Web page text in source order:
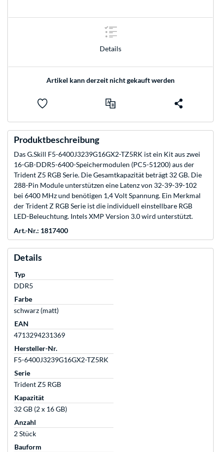
Details
Artikel kann derzeit nicht gekauft werden
Produktbeschreibung
Das G.Skill F5-6400J3239G16GX2-TZ5RK ist ein Kit aus zwei
16-GB-DDR5-6400-Speichermodulen (PC5-51200) aus der
Trident Z5 RGB Serie. Die Gesamtkapazität beträgt 32 GB. Die
288-Pin Module unterstützen eine Latenz von 32-39-39-102
bei 6400 MHz und benötigen 1,4 Volt Spannung. Ein Merkmal
der Trident Z RGB Serie ist die individuell einstellbare RGB
LED-Beleuchtung. Intels XMP Version 3.0 wird unterstützt.
Art.-Nr.: 1817400
Details
Typ
DDR5
Farbe
schwarz (matt)
EAN
4713294231369
Hersteller-Nr.
F5-6400J3239G16GX2-TZ5RK
Serie
Trident Z5 RGB
Kapazität
32 GB (2 x 16 GB)
Anzahl
2 Stück
Bauform